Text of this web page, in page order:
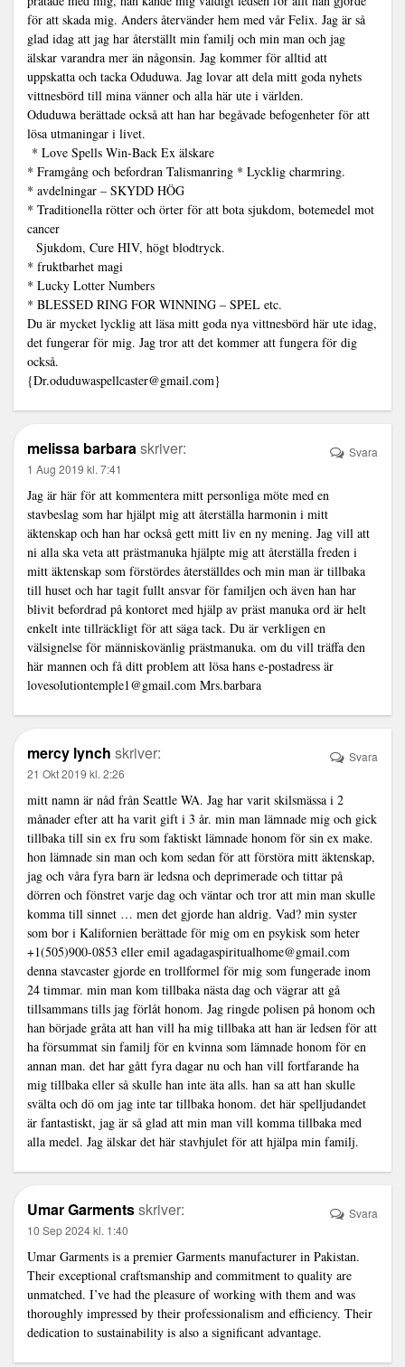
för att skada mig. Anders återvänder hem med vår Felix. Jag är så
glad idag att jag har återställt min familj och min man och jag
älskar varandra mer än någonsin. Jag kommer för alltid att
uppskatta och tacka Oduduwa. Jag lovar att dela mitt goda nyhets
vittnesbörd till mina vänner och alla här ute i världen.
Oduduwa berättade också att han har begåvade befogenheter för att
lösa utmaningar i livet.
* Love Spells Win-Back Ex älskare
* Framgång och befordran Talismanring * Lycklig charmring.
* avdelningar – SKYDD HÖG
* Traditionella rötter och örter för att bota sjukdom, botemedel mot
cancer
Sjukdom, Cure HIV, högt blodtryck.
* fruktbarhet magi
* Lucky Lotter Numbers
* BLESSED RING FOR WINNING – SPEL etc.
Du är mycket lycklig att läsa mitt goda nya vittnesbörd här ute idag,
det fungerar för mig. Jag tror att det kommer att fungera för dig
också.
{Dr.oduduwaspellcaster@gmail.com}
melissa barbaraskriver:
1 Aug 2019 kl. 7:41
Jag är här för att kommentera mitt personliga möte med en
stavbeslag som har hjälpt mig att återställa harmonin i mitt
äktenskap och han har också gett mitt liv en ny mening. Jag vill att
ni alla ska veta att prästmanuka hjälpte mig att återställa freden i
mitt äktenskap som förstördes återställdes och min man är tillbaka
till huset och har tagit fullt ansvar för familjen och även han har
blivit befordrad på kontoret med hjälp av präst manuka ord är helt
enkelt inte tillräckligt för att säga tack. Du är verkligen en
välsignelse för människovänlig prästmanuka. om du vill träffa den
här mannen och få ditt problem att lösa hans e-postadress är
lovesolutiontemple1@gmail.com Mrs.barbara
Svara
mercy lynch skriver:
21 Okt 2019 kl. 2:26
mitt namn är nåd från Seattle WA. Jag har varit skilsmässa i 2
månader efter att ha varit gift i 3 år. min man lämnade mig och gick
tillbaka till sin ex fru som faktiskt lämnade honom för sin ex make.
hon lämnade sin man och kom sedan för att förstöra mitt äktenskap,
jag och våra fyra barn är ledsna och deprimerade och tittar på
dörren och fönstret varje dag och väntar och tror att min man skulle
komma till sinnet … men det gjorde han aldrig. Vad? min syster
som bor i Kalifornien berättade för mig om en psykisk som heter
+1(505)900-0853 eller emil agadagaspiritualhome@gmail.com
denna stavcaster gjorde en trollformel för mig som fungerade inom
24 timmar. min man kom tillbaka nästa dag och vägrar att gå
tillsammans tills jag förlåt honom. Jag ringde polisen på honom och
han började gråta att han vill ha mig tillbaka att han är ledsen för att
ha försummat sin familj för en kvinna som lämnade honom för en
annan man. det har gått fyra dagar nu och han vill fortfarande ha
mig tillbaka eller så skulle han inte äta alls. han sa att han skulle
svälta och dö om jag inte tar tillbaka honom. det här spelljudandet
är fantastiskt, jag är så glad att min man vill komma tillbaka med
alla medel. Jag älskar det här stavhjulet för att hjälpa min familj.
Svara
Umar Garmentsskriver:
10 Sep 2024 kl. 1:40
Umar Garments is a premier Garments manufacturer in Pakistan.
Their exceptional craftsmanship and commitment to quality are
unmatched. I’ve had the pleasure of working with them and was
thoroughly impressed by their professionalism and efficiency. Their
dedication to sustainability is also a significant advantage.
Svara